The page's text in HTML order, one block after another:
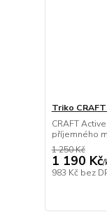
Triko
CRAFT
příjemného
1 250 Kč
1 190 Kč/
983 Kč bez